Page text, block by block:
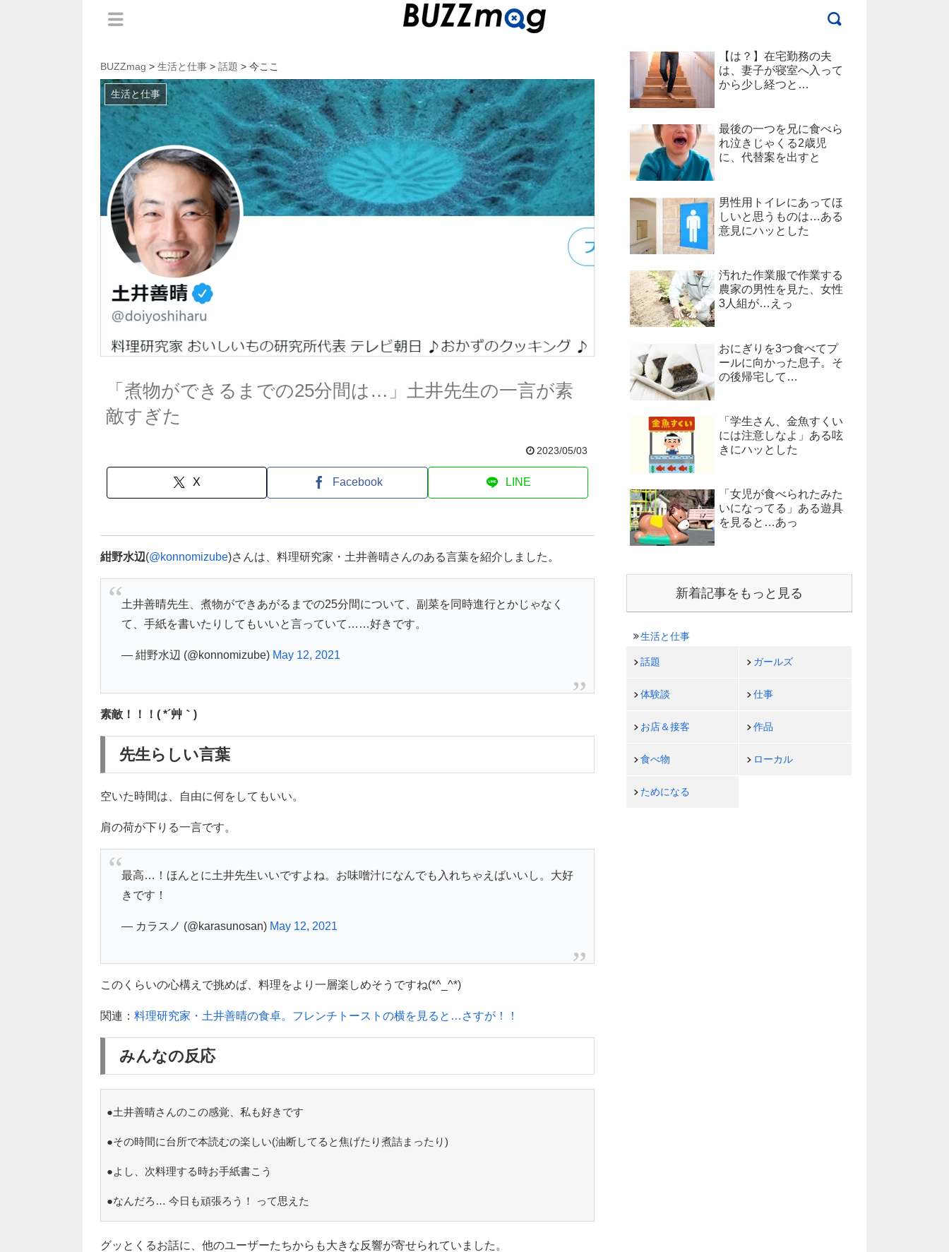
BUZZmag > 生活と仕事 > 話題 > 今ここ
生活と仕事
「煮物ができるまでの25分間は…」土井先生の一言が素
敵すぎた
2023/05/03
X Facebook LINE
紺野水辺(@konnomizube)さんは、料理研究家・土井善晴さんのある言葉を紹介しました。
土井善晴先生、煮物ができあがるまでの25分間について、副菜を同時進行とかじゃなく
て、手紙を書いたりしてもいいと言っていて……好きです。
— 紺野水辺 (@konnomizube) May 12, 2021
素敵！！！( *´艸｀)
先生らしい言葉
空いた時間は、自由に何をしてもいい。
肩の荷が下りる一言です。
最高…！ほんとに土井先生いいですよね。お味噌汁になんでも入れちゃえばいいし。大好
きです！
— カラスノ (@karasunosan) May 12, 2021
このくらいの心構えで挑めば、料理をより一層楽しめそうですね(*^_^*)
関連： 料理研究家・土井善晴の食卓。フレンチトーストの横を見ると…さすが！！
みんなの反応
●土井善晴さんのこの感覚、私も好きです
●その時間に台所で本読むの楽しい(油断してると焦げたり煮詰まったり)
●よし、次料理する時お手紙書こう
●なんだろ… 今日も頑張ろう！ って思えた
グッとくるお話に、他のユーザーたちからも大きな反響が寄せられていました。
【は？】在宅勤務の夫
は、妻子が寝室へ入って
から少し経つと…
最後の一つを兄に食べら
れ泣きじゃくる2歳児
に、代替案を出すと
男性用トイレにあってほ
しいと思うものは…ある
意見にハッとした
汚れた作業服で作業する
農家の男性を見た、女性
3人組が…えっ
おにぎりを3つ食べてプ
ールに向かった息子。そ
の後帰宅して…
「学生さん、金魚すくい
には注意しなよ」ある呟
きにハッとした
「女児が食べられたみた
いになってる」ある遊具
を見ると…あっ
新着記事をもっと見る
生活と仕事
話題 ガールズ
体験談 仕事
お店＆接客 作品
食べ物 ローカル
ためになる